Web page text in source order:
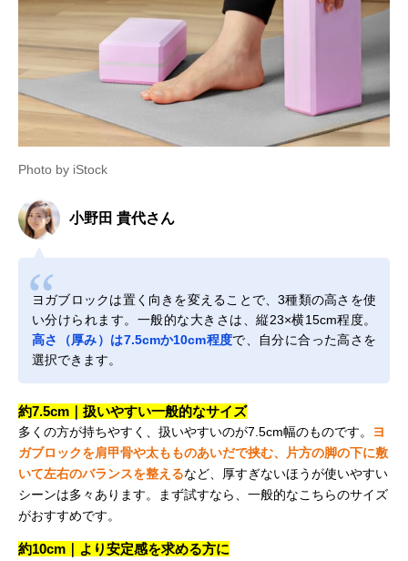
Photo by iStock
小野田 貴代さん
ヨガブロックは置く向きを変えることで、3種類の高さを使
い分けられます。一般的な大きさは、縦23×横15cm程度。
高さ（厚み）は7.5cmか10cm程度で、自分に合った高さを
選択できます。
約7.5cm｜扱いやすい一般的なサイズ
多くの方が持ちやすく、扱いやすいのが7.5cm幅のものです。
ヨ
ガブロックを肩甲骨や太もものあいだで挟む、片方の脚の下に敷
いて左右のバランスを整えるなど、厚すぎないほうが使いやすい
シーンは多々あります。まず試すなら、一般的なこちらのサイズ
がおすすめです。
約10cm｜より安定感を求める方に